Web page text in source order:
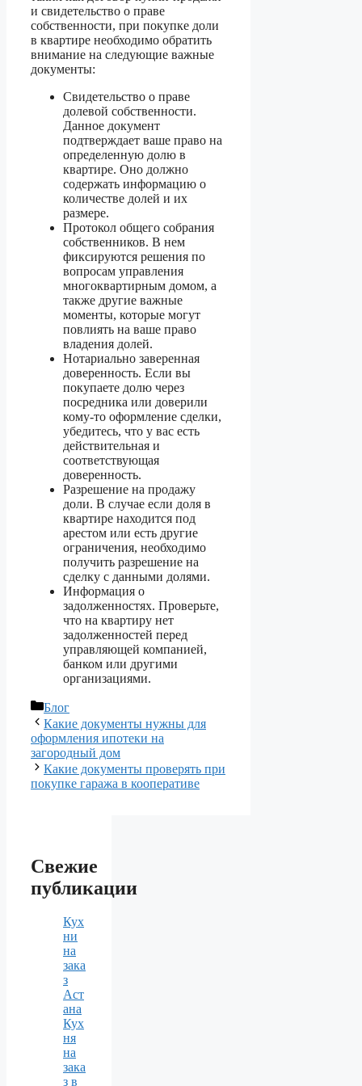
и свидетельство о праве
собственности, при покупке доли
в квартире необходимо обратить
внимание на следующие важные
документы:
Свидетельство о праве
долевой собственности.
Данное документ
подтверждает ваше право на
определенную долю в
квартире. Оно должно
содержать информацию о
количестве долей и их
размере.
Протокол общего собрания
собственников. В нем
фиксируются решения по
вопросам управления
многоквартирным домом, а
также другие важные
моменты, которые могут
повлиять на ваше право
владения долей.
Нотариально заверенная
доверенность. Если вы
покупаете долю через
посредника или доверили
кому-то оформление сделки,
убедитесь, что у вас есть
действительная и
соответствующая
доверенность.
Разрешение на продажу
доли. В случае если доля в
квартире находится под
арестом или есть другие
ограничения, необходимо
получить разрешение на
сделку с данными долями.
Информация о
задолженностях. Проверьте,
что на квартиру нет
задолженностей перед
управляющей компанией,
банком или другими
организациями.
Рубрики
Блог
Какие документы нужны для
оформления ипотеки на
загородный дом
Какие документы проверять при
покупке гаража в кооперативе
Свежие
публикации
Кух
ни
на
зака
з
Аст
ана
Кух
ня
на
зака
з в